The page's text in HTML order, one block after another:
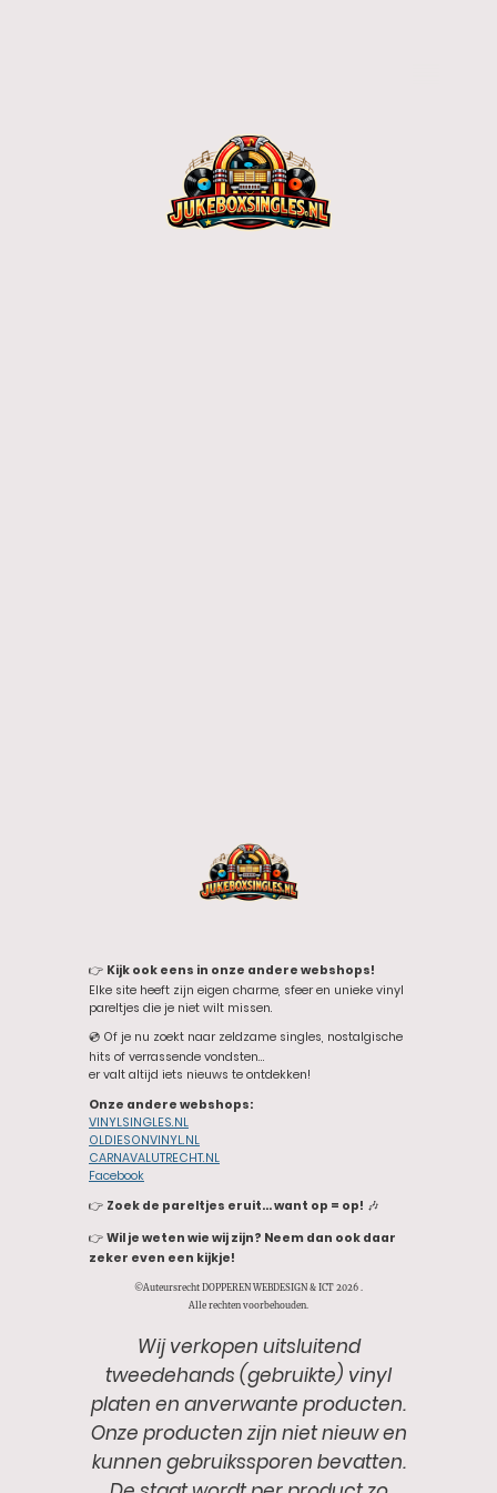
👉 Kijk ook eens in onze andere webshops!
Elke site heeft zijn eigen charme, sfeer en unieke vinyl
pareltjes die je niet wilt missen.
💿 Of je nu zoekt naar zeldzame singles, nostalgische
hits of verrassende vondsten…
er valt altijd iets nieuws te ontdekken!
Onze andere webshops:
VINYLSINGLES.NL
OLDIESONVINYL.NL
CARNAVALUTRECHT.NL
Facebook
👉 Zoek de pareltjes eruit… want op = op! 🎶
👉 Wil je weten wie wij zijn? Neem dan ook daar
zeker even een kijkje!
©Auteursrecht DOPPEREN WEBDESIGN & ICT 2026 .
Alle rechten voorbehouden.
Wij verkopen uitsluitend
tweedehands (gebruikte) vinyl
platen en anverwante producten.
Onze producten zijn niet nieuw en
kunnen gebruikssporen bevatten.